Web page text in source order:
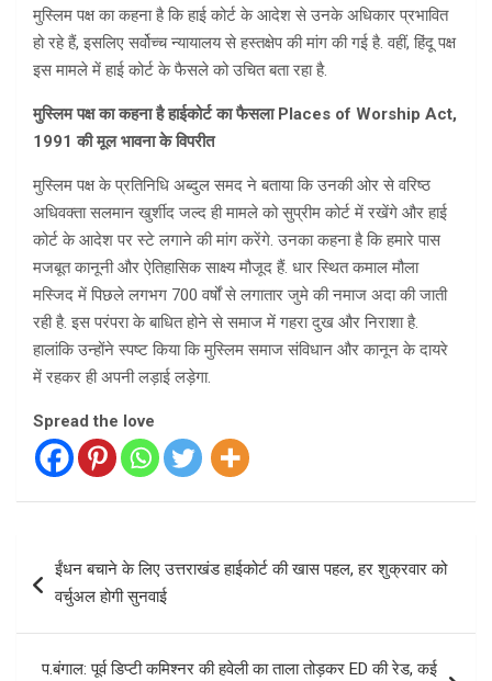
मुस्लिम पक्ष का कहना है कि हाई कोर्ट के आदेश से उनके अधिकार प्रभावित
हो रहे हैं, इसलिए सर्वोच्च न्यायालय से हस्तक्षेप की मांग की गई है. वहीं, हिंदू पक्ष
इस मामले में हाई कोर्ट के फैसले को उचित बता रहा है.
मुस्लिम पक्ष का कहना है हाईकोर्ट का फैसला Places of Worship Act,
1991 की मूल भावना के विपरीत
मुस्लिम पक्ष के प्रतिनिधि अब्दुल समद ने बताया कि उनकी ओर से वरिष्ठ
अधिवक्ता सलमान खुर्शीद जल्द ही मामले को सुप्रीम कोर्ट में रखेंगे और हाई
कोर्ट के आदेश पर स्टे लगाने की मांग करेंगे. उनका कहना है कि हमारे पास
मजबूत कानूनी और ऐतिहासिक साक्ष्य मौजूद हैं. धार स्थित कमाल मौला
मस्जिद में पिछले लगभग 700 वर्षों से लगातार जुमे की नमाज अदा की जाती
रही है. इस परंपरा के बाधित होने से समाज में गहरा दुख और निराशा है.
हालांकि उन्होंने स्पष्ट किया कि मुस्लिम समाज संविधान और कानून के दायरे
में रहकर ही अपनी लड़ाई लड़ेगा.
Spread the love
navigation
ईंधन बचाने के लिए उत्तराखंड हाईकोर्ट की खास पहल, हर शुक्रवार को
वर्चुअल होगी सुनवाई
प.बंगाल: पूर्व डिप्टी कमिश्नर की हवेली का ताला तोड़कर ED की रेड, कई